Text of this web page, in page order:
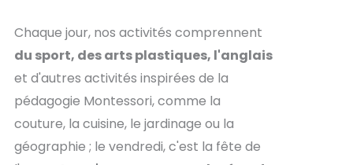
Chaque jour, nos activités comprennent
du sport, des arts plastiques, l'anglais
et d'autres activités inspirées de la
pédagogie Montessori, comme la
couture, la cuisine, le jardinage ou la
géographie ; le vendredi, c'est la fête de